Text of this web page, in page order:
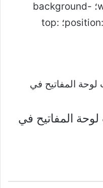
height: 100٪؛ width: 260px؛ background-
color: white؛}. toc {position: sticky؛ top:
المفاتيح في